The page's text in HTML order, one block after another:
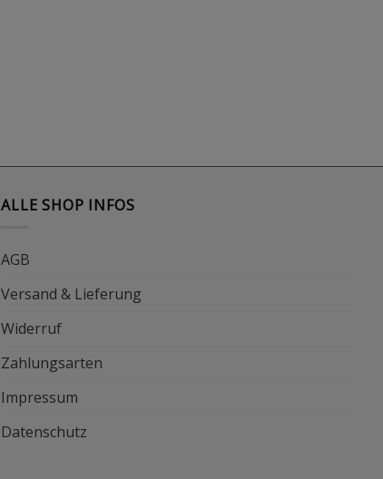
ALLE SHOP INFOS
AGB
Versand & Lieferung
Widerruf
Zahlungsarten
Impressum
Datenschutz